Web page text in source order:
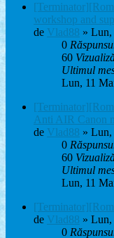
workshop and
de Vlad88 » Lun,
0
60
Ultimul
Lun, 11
Anti AIR Canon
de Vlad88 » Lun,
0
60
Ultimul
Lun, 11
de Vlad88 » Lun,
0